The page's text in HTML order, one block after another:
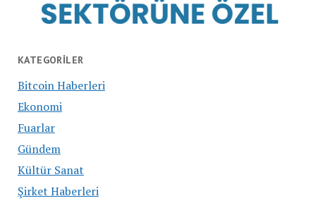
KATEGORILER
Bitcoin Haberleri
Ekonomi
Fuarlar
Gündem
Kültür Sanat
Şirket Haberleri